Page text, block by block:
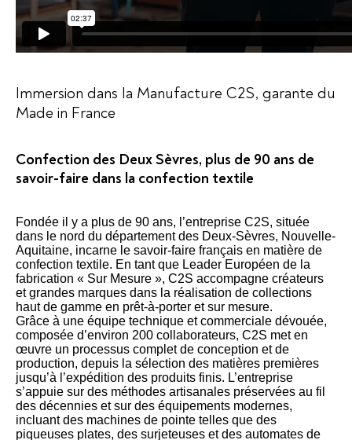
Immersion dans la Manufacture C2S, garante du
Made in France
Confection des Deux Sèvres, plus de 90 ans de
savoir-faire dans la confection textile
Fondée il y a plus de 90 ans, l’entreprise C2S, située
dans le nord du département des Deux-Sèvres, Nouvelle-
Aquitaine, incarne le savoir-faire français en matière de
confection textile. En tant que Leader Européen de la
fabrication « Sur Mesure », C2S accompagne créateurs
et grandes marques dans la réalisation de collections
haut de gamme en prêt-à-porter et sur mesure.
Grâce à une équipe technique et commerciale dévouée,
composée d’environ 200 collaborateurs, C2S met en
œuvre un processus complet de conception et de
production, depuis la sélection des matières premières
jusqu’à l’expédition des produits finis. L’entreprise
s’appuie sur des méthodes artisanales préservées au fil
des décennies et sur des équipements modernes,
incluant des machines de pointe telles que des
piqueuses plates, des surjeteuses et des automates de